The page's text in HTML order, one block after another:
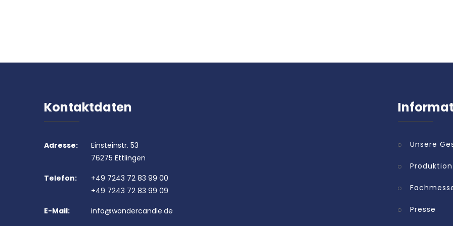
Kontaktdaten
Adresse:
Einsteinstr. 53
76275 Ettlingen
Telefon:
+49 7243 72 83 99 00
+49 7243 72 83 99 09
E-Mail:
info@wondercandle.de
Unsere
Produktion
Presse